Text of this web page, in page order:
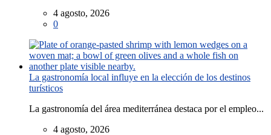
4 agosto, 2026
0
La gastronomía local influye en la elección de los destinos
turísticos
La gastronomía del área mediterránea destaca por el empleo...
4 agosto, 2026